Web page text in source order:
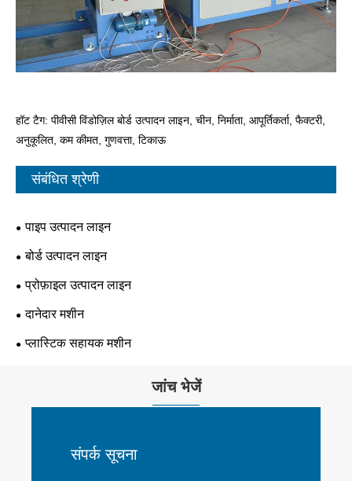
हॉट टैग: पीवीसी विंडोज़िल बोर्ड उत्पादन लाइन, चीन, निर्माता, आपूर्तिकर्ता, फैक्टरी,
अनुकूलित, कम कीमत, गुणवत्ता, टिकाऊ
संबंधित श्रेणी
पाइप उत्पादन लाइन
बोर्ड उत्पादन लाइन
प्रोफ़ाइल उत्पादन लाइन
दानेदार मशीन
प्लास्टिक सहायक मशीन
जांच भेजें
संपर्क सूचना